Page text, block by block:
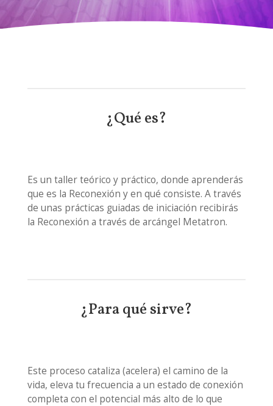
¿Qué es?
Es un taller teórico y práctico, donde aprenderás
que es la Reconexión y en qué consiste. A través
de unas prácticas guiadas de iniciación recibirás
la Reconexión a través de arcángel Metatron.
¿Para qué sirve?
Este proceso cataliza (acelera) el camino de la
vida, eleva tu frecuencia a un estado de conexión
completa con el potencial más alto de lo que